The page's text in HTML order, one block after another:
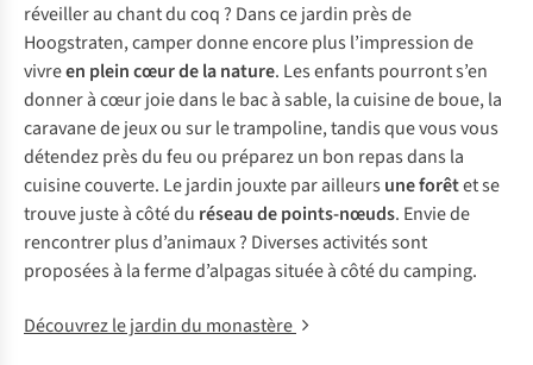
réveiller au chant du coq ? Dans ce jardin près de
Hoogstraten, camper donne encore plus l’impression de
vivreen plein cœur de la nature. Les enfants pourront s’en
donner à cœur joie dans le bac à sable, la cuisine de boue, la
caravane de jeux ou sur le trampoline, tandis que vous vous
détendez près du feu ou préparez un bon repas dans la
cuisine couverte. Le jardin jouxte par ailleurs une forêtet se
trouve juste à côté du réseau de points-nœuds. Envie de
rencontrer plus d’animaux ? Diverses activités sont
proposées à la ferme d’alpagas située à côté du camping.
Découvrez le jardin du monastère